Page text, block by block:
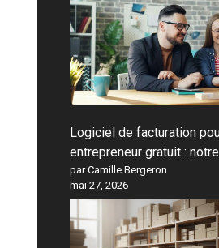
Logiciel de facturation
entrepreneur gratuit :
par Camille Bergeron
mai 27, 2026